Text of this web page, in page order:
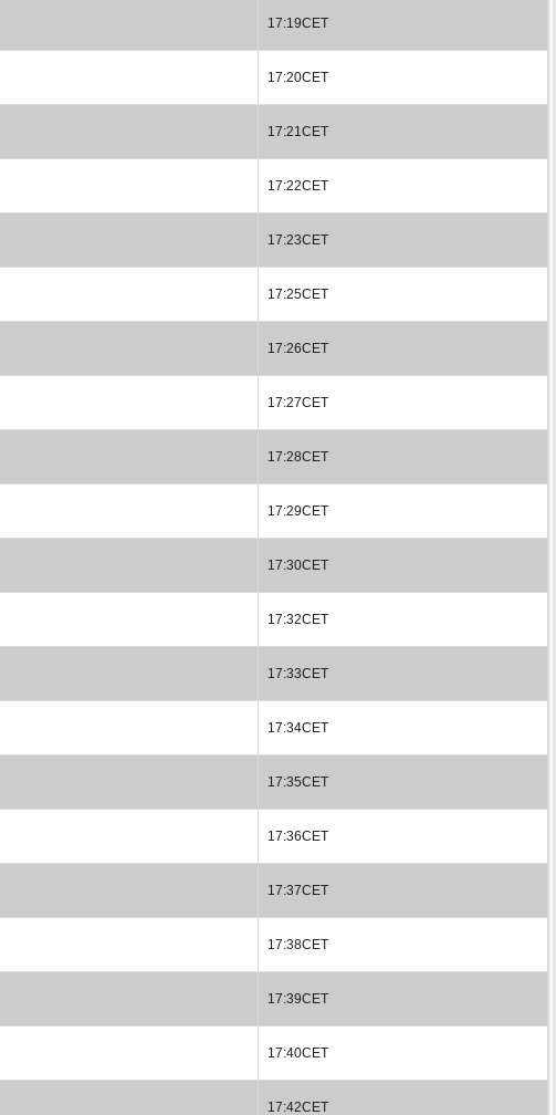
17:19CET
17:20CET
17:21CET
17:22CET
17:23CET
17:25CET
17:26CET
17:27CET
17:28CET
17:29CET
17:30CET
17:32CET
17:33CET
17:34CET
17:35CET
17:36CET
17:37CET
17:38CET
17:39CET
17:40CET
17:42CET